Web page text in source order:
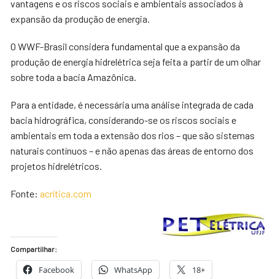
vantagens e os riscos sociais e ambientais associados à
expansão da produção de energia.
O WWF-Brasil considera fundamental que a expansão da
produção de energia hidrelétrica seja feita a partir de um olhar
sobre toda a bacia Amazônica.
Para a entidade, é necessária uma análise integrada de cada
bacia hidrográfica, considerando-se os riscos sociais e
ambientais em toda a extensão dos rios – que são sistemas
naturais contínuos – e não apenas das áreas de entorno dos
projetos hidrelétricos.
Fonte:acrítica.com
Compartilhar:
Facebook WhatsApp 18+